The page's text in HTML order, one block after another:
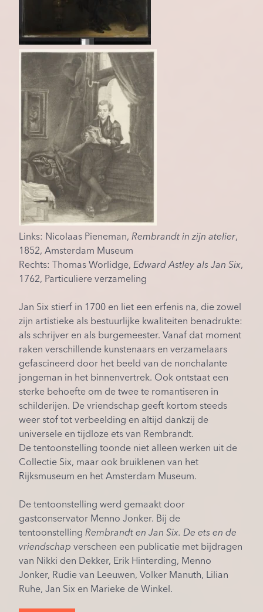
Links: Nicolaas Pieneman, Rembrandt in zijn atelier,
1852, Amsterdam Museum
Rechts: Thomas Worlidge, Edward Astley als Jan Six,
1762, Particuliere verzameling
Jan Six stierf in 1700 en liet een erfenis na, die zowel
zijn artistieke als bestuurlijke kwaliteiten benadrukte:
als schrijver en als burgemeester. Vanaf dat moment
raken verschillende kunstenaars en verzamelaars
gefascineerd door het beeld van de nonchalante
jongeman in het binnenvertrek. Ook ontstaat een
sterke behoefte om de twee te romantiseren in
schilderijen. De vriendschap geeft kortom steeds
weer stof tot verbeelding en altijd dankzij de
universele en tijdloze ets van Rembrandt.
De tentoonstelling toonde niet alleen werken uit de
Collectie Six, maar ook bruiklenen van het
Rijksmuseum en het Amsterdam Museum.
De tentoonstelling werd gemaakt door
gastconservator Menno Jonker. Bij de
tentoonstelling Rembrandt en Jan Six. De ets en de
vriendschap verscheen een publicatie met bijdragen
van Nikki den Dekker, Erik Hinterding, Menno
Jonker, Rudie van Leeuwen, Volker Manuth, Lilian
Ruhe, Jan Six en Marieke de Winkel.